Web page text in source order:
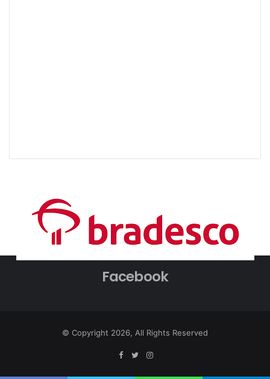
Facebook
© Copyright 2026, All Rights Reserved